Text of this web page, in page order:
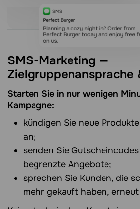
SMS-Marketing —
Zielgruppenansprache
Starten Sie in nur wenigen
Kampagne:
kündigen Sie neue
an;
senden Sie
begrenzte Angebote;
sprechen Sie Kunden, die
mehr gekauft haben, erneut